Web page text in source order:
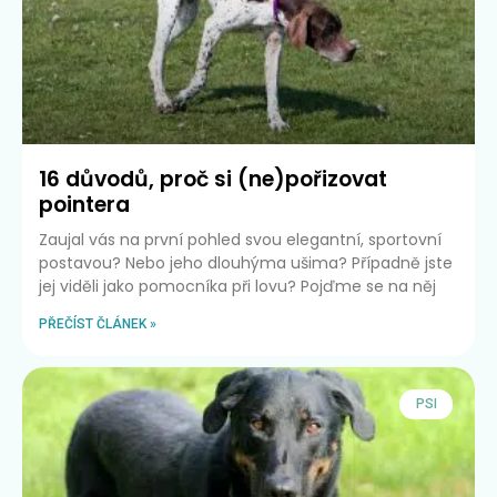
16 důvodů, proč si (ne)pořizovat
pointera
Zaujal vás na první pohled svou elegantní, sportovní
postavou? Nebo jeho dlouhýma ušima? Případně jste
jej viděli jako pomocníka při lovu? Pojďme se na něj
PŘEČÍST ČLÁNEK »
PSI